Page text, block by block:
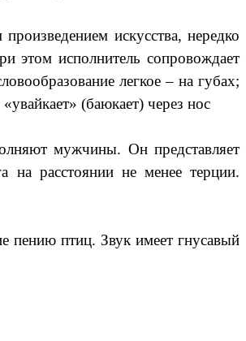
искусства, нередко
этом исполнитель сопровождает
легкое – на губах;
(баюкает) через нос
мужчины. Он представляет
на расстоянии не менее терции.
пению птиц. Звук имеет гнусавый